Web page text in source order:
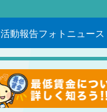
活動報告フォトニュース